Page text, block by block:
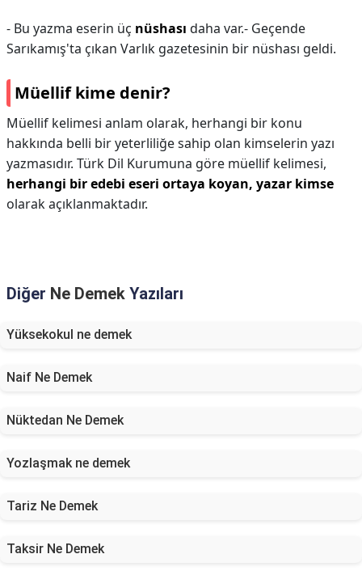
- Bu yazma eserin üç nüshası daha var.- Geçende
Sarıkamış'ta çıkan Varlık gazetesinin bir nüshası geldi.
Müellif kime denir?
Müellif kelimesi anlam olarak, herhangi bir konu
hakkında belli bir yeterliliğe sahip olan kimselerin yazı
yazmasıdır. Türk Dil Kurumuna göre müellif kelimesi,
herhangi bir edebi eseri ortaya koyan, yazar kimse
olarak açıklanmaktadır.
Diğer Ne Demek Yazıları
Yüksekokul ne demek
Naif Ne Demek
Nüktedan Ne Demek
Yozlaşmak ne demek
Tariz Ne Demek
Taksir Ne Demek